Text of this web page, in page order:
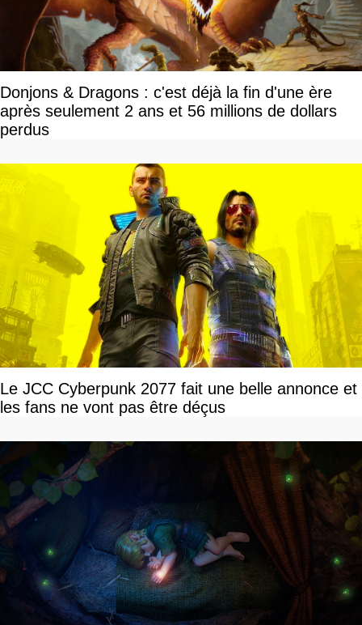
Donjons & Dragons : c'est déjà la fin d'une ère
après seulement 2 ans et 56 millions de dollars
perdus
Le JCC Cyberpunk 2077 fait une belle annonce et
les fans ne vont pas être déçus